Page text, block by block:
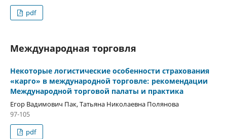
pdf
Международная торговля
Некоторые логистические особенности страхования
«карго» в международной торговле: рекомендации
Международной торговой палаты и практика
Егор Вадимович Пак, Татьяна Николаевна Полянова
97-105
pdf